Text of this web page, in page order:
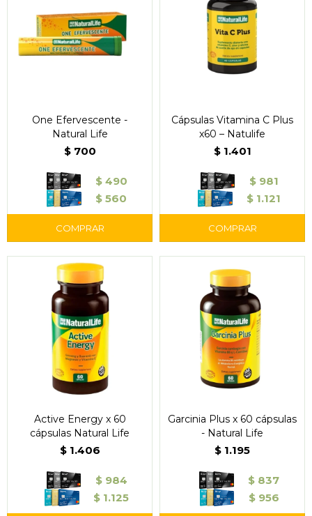
One Efervescente -
Natural Life
$ 700
$ 490
$ 560
Cápsulas Vitamina C Plus
x60 – Natulife
$ 1.401
$ 981
$ 1.121
Active Energy x 60
cápsulas Natural Life
$ 1.406
$ 984
$ 1.125
Garcinia Plus x 60 cápsulas
- Natural Life
$ 1.195
$ 837
$ 956